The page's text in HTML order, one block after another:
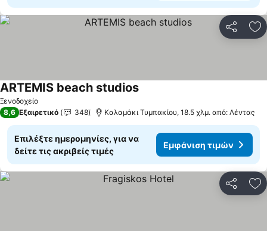
Ξενοδοχείο
ARTEMIS beach studiosΕμφάνιση τιμών
8,6 Εξαιρετικό 348 Καλαμάκι Τυμπακίου, 18.5 χλμ. από: Λέντας
Επιλέξτε ημερομηνίες, για να
δείτε τις ακριβείς τιμές
Εμφάνιση τιμών